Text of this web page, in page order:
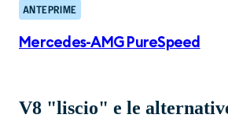
ANTEPRIME
Mercedes-AMG PureSpeed
V8 "liscio" e le